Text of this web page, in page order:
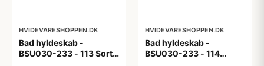
HVIDEVARESHOPPEN.DK
Bad hyldeskab -
BSU030-233 - 113 Sort
HVIDEVARESHOPPEN.DK
Bad hyldeskab -
BSU030-233 - 114